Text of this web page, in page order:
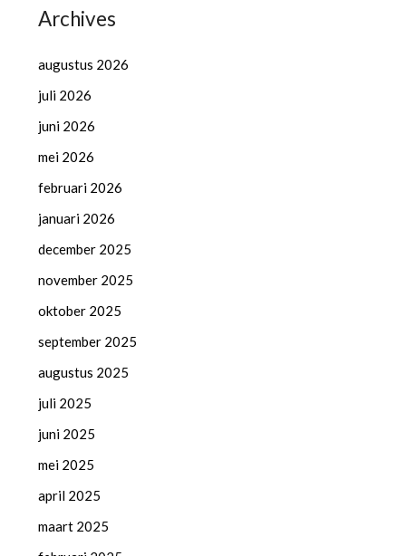
Archives
augustus 2026
juli 2026
juni 2026
mei 2026
februari 2026
januari 2026
december 2025
november 2025
oktober 2025
september 2025
augustus 2025
juli 2025
juni 2025
mei 2025
april 2025
maart 2025